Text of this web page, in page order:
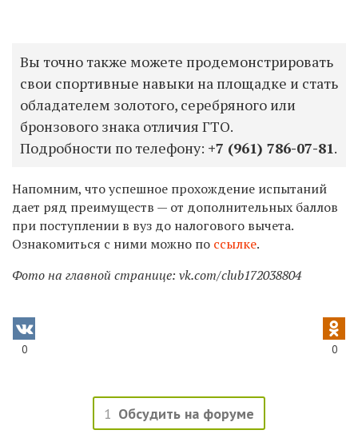
Вы точно также можете продемонстрировать
свои спортивные навыки на площадке и стать
обладателем золотого, серебряного или
бронзового знака отличия ГТО.
Подробности по телефону: +7 (961) 786-07-81.
Напомним, что успешное прохождение испытаний
дает ряд преимуществ — от дополнительных баллов
при поступлении в вуз до налогового вычета.
Ознакомиться с ними можно по ссылке.
Фото на главной странице: vk.com/club172038804
0 0
1 Обсудить на форуме